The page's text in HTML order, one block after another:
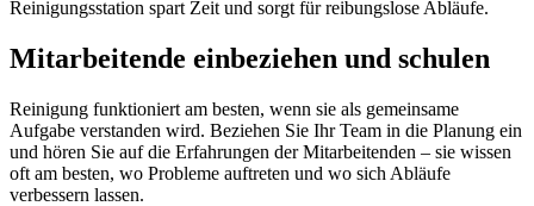
Reinigungsstation spart Zeit und sorgt für reibungslose Abläufe.
Mitarbeitende einbeziehen und schulen
Reinigung funktioniert am besten, wenn sie als gemeinsame
Aufgabe verstanden wird. Beziehen Sie Ihr Team in die Planung ein
und hören Sie auf die Erfahrungen der Mitarbeitenden – sie wissen
oft am besten, wo Probleme auftreten und wo sich Abläufe
verbessern lassen.